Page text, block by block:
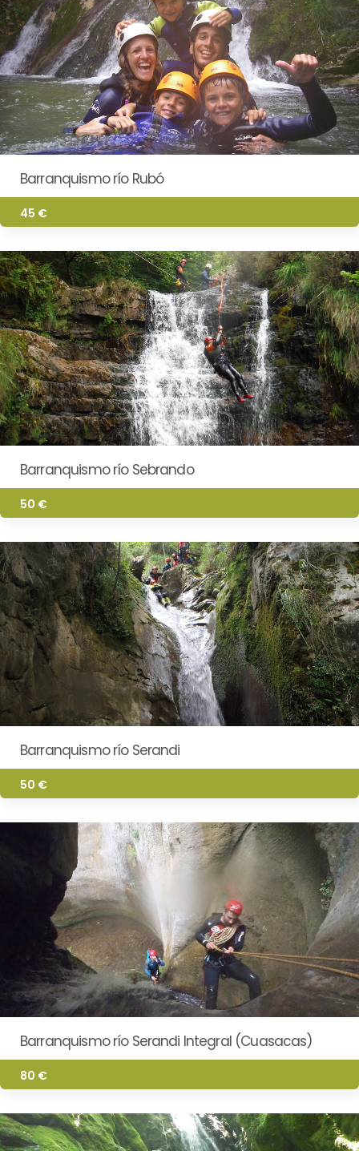
Barranquismo río Rubó
45 €
Barranquismo río Sebrando
50 €
Barranquismo río Serandi
50 €
Barranquismo río Serandi Integral (Cuasacas)
80 €